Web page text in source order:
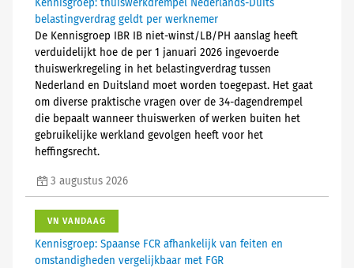
Kennisgroep: thuiswerkdrempel Nederlands-Duits
belastingverdrag geldt per werknemer
De Kennisgroep IBR IB niet-winst/LB/PH aanslag heeft
verduidelijkt hoe de per 1 januari 2026 ingevoerde
thuiswerkregeling in het belastingverdrag tussen
Nederland en Duitsland moet worden toegepast. Het gaat
om diverse praktische vragen over de 34-dagendrempel
die bepaalt wanneer thuiswerken of werken buiten het
gebruikelijke werkland gevolgen heeft voor het
heffingsrecht.
3 augustus 2026
VN VANDAAG
Kennisgroep: Spaanse FCR afhankelijk van feiten en
omstandigheden vergelijkbaar met FGR